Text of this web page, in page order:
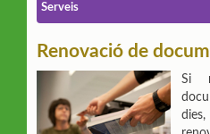
Serveis
Renovació de
Si